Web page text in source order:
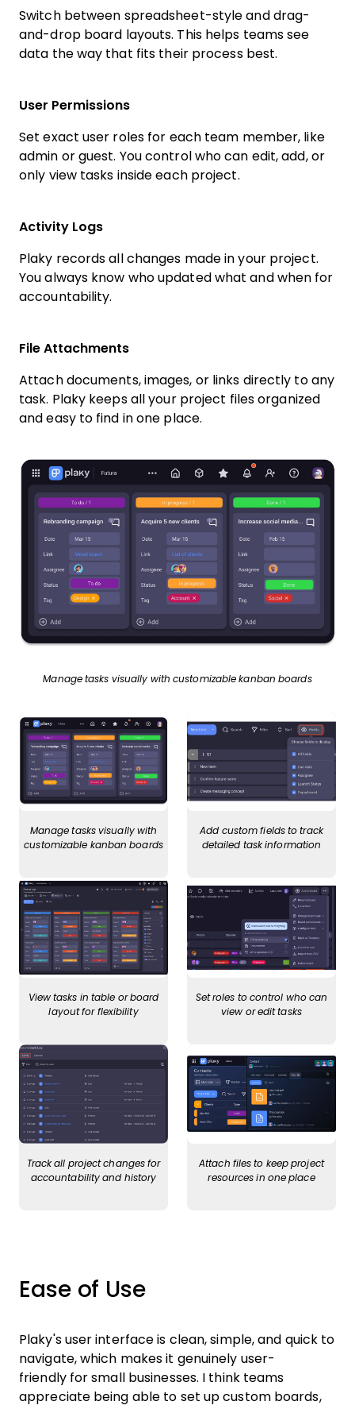
Switch between spreadsheet-style and drag-
and-drop board layouts. This helps teams see
data the way that fits their process best.
User Permissions
Set exact user roles for each team member, like
admin or guest. You control who can edit, add, or
only view tasks inside each project.
Activity Logs
Plaky records all changes made in your project.
You always know who updated what and when for
accountability.
File Attachments
Attach documents, images, or links directly to any
task. Plaky keeps all your project files organized
and easy to find in one place.
Manage tasks visually with customizable kanban boards
Manage tasks visually with
customizable kanban boards
Add custom fields to track
detailed task information
View tasks in table or board
layout for flexibility
Set roles to control who can
view or edit tasks
Track all project changes for
accountability and history
Attach files to keep project
resources in one place
Ease of Use
Plaky's user interface is clean, simple, and quick to
navigate, which makes it genuinely user-
friendly for small businesses. I think teams
appreciate being able to set up custom boards,